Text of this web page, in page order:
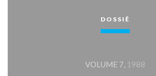
DOSSIÊ
VOLUME 7, 1988